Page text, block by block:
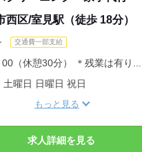
西区/室見駅（徒歩 18分）
交通費一部支給
（休憩30分） ＊残業は有り...
土曜日 日曜日 祝日
もっと見る
求人詳細を見る